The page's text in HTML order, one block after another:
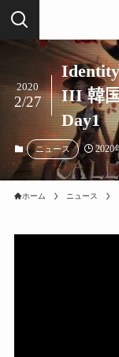
III 韓
Day1
2020
2/27
ニュース 2020
ホーム ニュース